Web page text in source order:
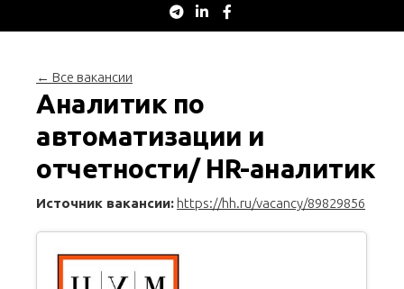
← Все вакансии
Аналитик по
автоматизации и
отчетности/ HR-аналитик
Источник вакансии: https://hh.ru/vacancy/89829856